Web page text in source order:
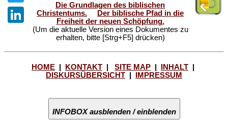
Twitter
LinkedIn
Die Grundlagen des biblischen
Christentums.
Der biblische Pfad in die
Freiheit der neuen Schöpfung.
(Um die aktuelle Version eines Dokumentes zu
erhalten, bitte [Strg+F5] drücken)
HOME KONTAKT SITE MAP INHALT
DISKURSÜBERSICHT
IMPRESSUM
INFOBOX ausblenden / einblenden